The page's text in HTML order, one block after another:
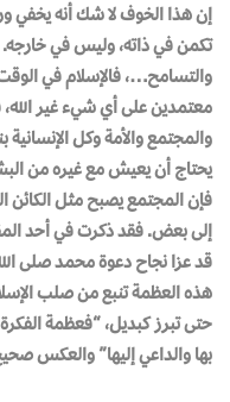
إن هذا الخوف لا شك أنه يخفي
تكمن في ذاته، وليس في خارجه.
والتسامح…، فالإسلام في الوقت
معتمدين على أي شيء غير الله،
والمجتمع والأمة وكل الإنسانية
يحتاج أن يعيش مع غيره من
فإن المجتمع يصبح مثل الكائن
إلى بعض. فقد ذكرت في أحد
قد عزا نجاح دعوة محمد صلى
هذه العظمة تنبع من صلب
حتى تبرز كبديل، “فعظمة الفكرة
بها والداعي إليها” والعكس